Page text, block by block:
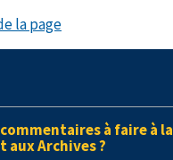
la page
à faire à la
Archives ?